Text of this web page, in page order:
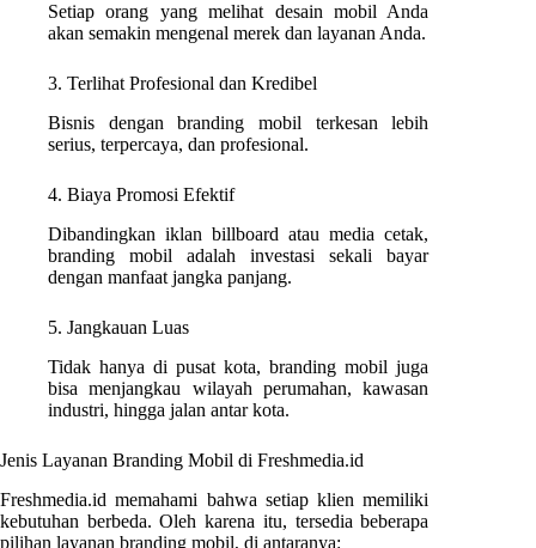
Setiap orang yang melihat desain mobil Anda
akan semakin mengenal merek dan layanan Anda.
3. Terlihat Profesional dan Kredibel
Bisnis dengan branding mobil terkesan lebih
serius, terpercaya, dan profesional.
4. Biaya Promosi Efektif
Dibandingkan iklan billboard atau media cetak,
branding mobil adalah investasi sekali bayar
dengan manfaat jangka panjang.
5. Jangkauan Luas
Tidak hanya di pusat kota, branding mobil juga
bisa menjangkau wilayah perumahan, kawasan
industri, hingga jalan antar kota.
Jenis Layanan Branding Mobil di Freshmedia.id
Freshmedia.id memahami bahwa setiap klien memiliki
kebutuhan berbeda. Oleh karena itu, tersedia beberapa
pilihan layanan branding mobil, di antaranya: